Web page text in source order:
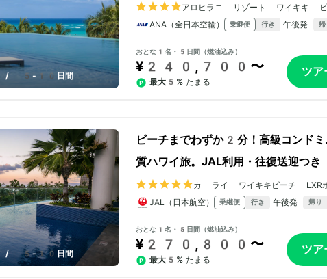
/ 5-10日間
アロヒラニ リゾート ワイキキ ビ
ANA（全日本空輸）
乗継便 行き 午後発 帰
おとな1名・5日間（燃油込み）
¥240,700〜
最大5% たまる
ツア
/ 5-10日間
ビーチまでわずか2分！高級コンドミ
質ハワイ旅。JAL利用・往復送迎つき
カ ライ ワイキキビーチ LXR
ゾーツ
JAL（日本航空） 乗継便 行き 午後発 帰り
おとな1名・5日間（燃油込み）
¥270,800〜
最大5% たまる
ツア